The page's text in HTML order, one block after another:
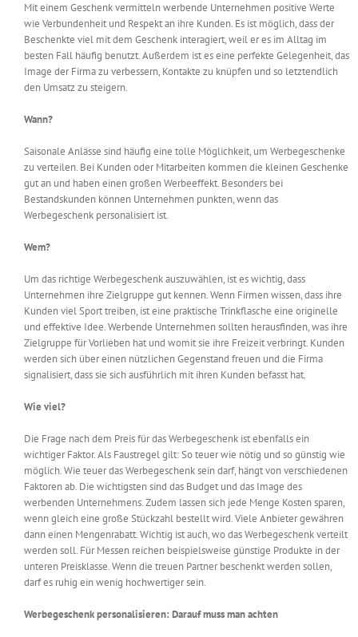
Mit einem Geschenk vermitteln werbende Unternehmen positive Werte
wie Verbundenheit und Respekt an ihre Kunden. Es ist möglich, dass der
Beschenkte viel mit dem Geschenk interagiert, weil er es im Alltag im
besten Fall häufig benutzt. Außerdem ist es eine perfekte Gelegenheit, das
Image der Firma zu verbessern, Kontakte zu knüpfen und so letztendlich
den Umsatz zu steigern.
Wann?
Saisonale Anlässe sind häufig eine tolle Möglichkeit, um Werbegeschenke
zu verteilen. Bei Kunden oder Mitarbeiten kommen die kleinen Geschenke
gut an und haben einen großen Werbeeffekt. Besonders bei
Bestandskunden können Unternehmen punkten, wenn das
Werbegeschenk personalisiert ist.
Wem?
Um das richtige Werbegeschenk auszuwählen, ist es wichtig, dass
Unternehmen ihre Zielgruppe gut kennen. Wenn Firmen wissen, dass ihre
Kunden viel Sport treiben, ist eine praktische Trinkflasche eine originelle
und effektive Idee. Werbende Unternehmen sollten herausfinden, was ihre
Zielgruppe für Vorlieben hat und womit sie ihre Freizeit verbringt. Kunden
werden sich über einen nützlichen Gegenstand freuen und die Firma
signalisiert, dass sie sich ausführlich mit ihren Kunden befasst hat.
Wie viel?
Die Frage nach dem Preis für das Werbegeschenk ist ebenfalls ein
wichtiger Faktor. Als Faustregel gilt: So teuer wie nötig und so günstig wie
möglich. Wie teuer das Werbegeschenk sein darf, hängt von verschiedenen
Faktoren ab. Die wichtigsten sind das Budget und das Image des
werbenden Unternehmens. Zudem lassen sich jede Menge Kosten sparen,
wenn gleich eine große Stückzahl bestellt wird. Viele Anbieter gewähren
dann einen Mengenrabatt. Wichtig ist auch, wo das Werbegeschenk verteilt
werden soll. Für Messen reichen beispielsweise günstige Produkte in der
unteren Preisklasse. Wenn die treuen Partner beschenkt werden sollen,
darf es ruhig ein wenig hochwertiger sein.
Werbegeschenk personalisieren: Darauf muss man achten